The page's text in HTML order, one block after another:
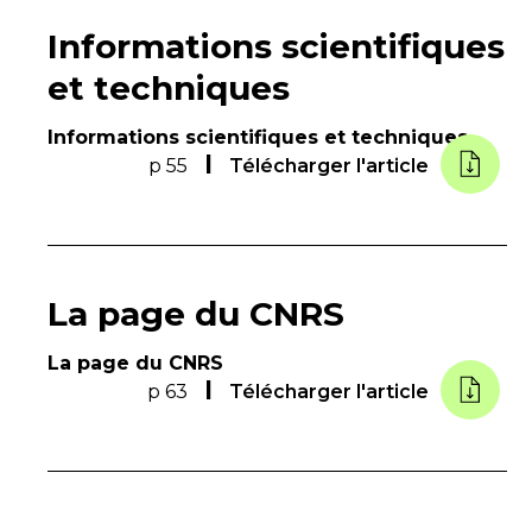
Informations scientifiques
et techniques
Informations scientifiques et techniques
p 55
Télécharger l'article
La page du CNRS
La page du CNRS
p 63
Télécharger l'article